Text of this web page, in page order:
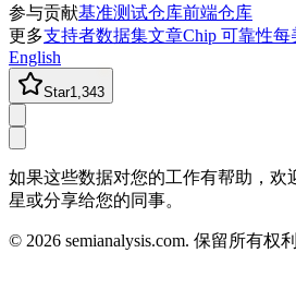
参与贡献基准测试仓库前端仓库
更多支持者数据集文章Chip 可靠性每
English
Star1,343
如果这些数据对您的工作有帮助，欢
星或分享给您的同事。
© 2026 semianalysis.com. 保留所有权利